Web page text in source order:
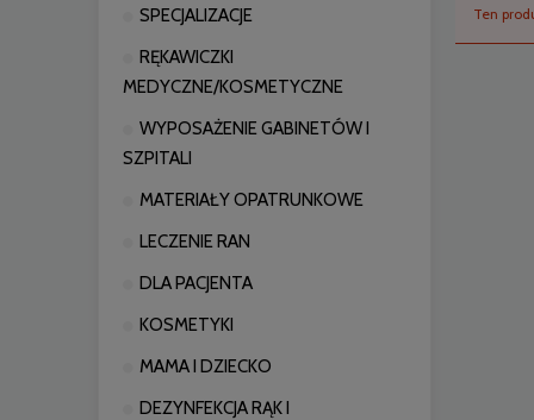
SPECJALIZACJE
RĘKAWICZKI
MEDYCZNE/KOSMETYCZNE
WYPOSAŻENIE GABINETÓW I
SZPITALI
MATERIAŁY OPATRUNKOWE
LECZENIE RAN
DLA PACJENTA
KOSMETYKI
MAMA I DZIECKO
DEZYNFEKCJA RĄK I
Ten